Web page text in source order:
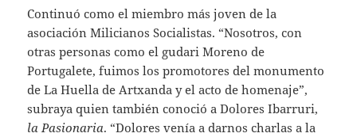
Continuó como el miembro más joven de la
asociación Milicianos Socialistas. “Nosotros, con
otras personas como el gudari Moreno de
Portugalete, fuimos los promotores del monumento
de La Huella de Artxanda y el acto de homenaje”,
subraya quien también conoció a Dolores Ibarruri,
la Pasionaria. “Dolores venía a darnos charlas a la